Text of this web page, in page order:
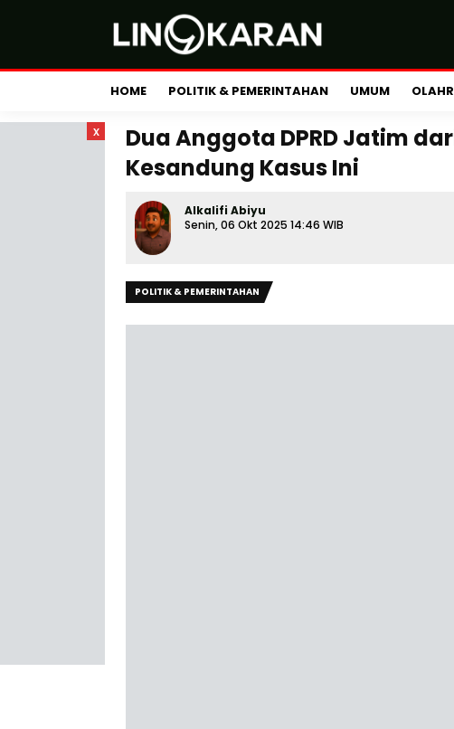
HOME POLITIK & PEMERINTAHAN UMUM
x
Dua Anggota DPRD Jatim
Kesandung Kasus Ini
Alkalifi Abiyu
Senin, 06 Okt 2025 14:46 WIB
POLITIK & PEMERINTAHAN